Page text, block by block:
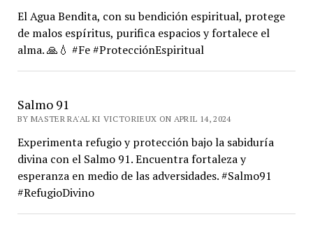
El Agua Bendita, con su bendición espiritual, protege
de malos espíritus, purifica espacios y fortalece el
alma. 🙏💧 #Fe #ProtecciónEspiritual
Salmo 91
BY MASTER RA'AL KI VICTORIEUX ON APRIL 14, 2024
Experimenta refugio y protección bajo la sabiduría
divina con el Salmo 91. Encuentra fortaleza y
esperanza en medio de las adversidades. #Salmo91
#RefugioDivino